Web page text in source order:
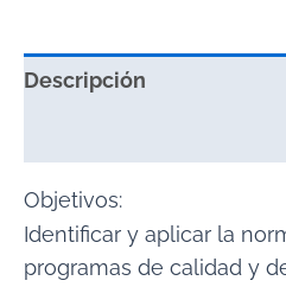
Descripción
Objetivos:
Identificar y aplicar la
programas de calidad y